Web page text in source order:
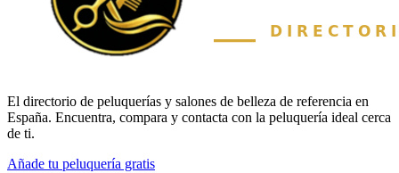
El directorio de peluquerías y salones de belleza de referencia en
España. Encuentra, compara y contacta con la peluquería ideal cerca
de ti.
Añade tu peluquería gratis